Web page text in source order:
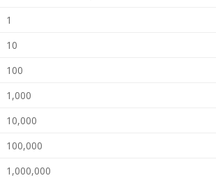
1
10
100
1,000
10,000
100,000
1,000,000